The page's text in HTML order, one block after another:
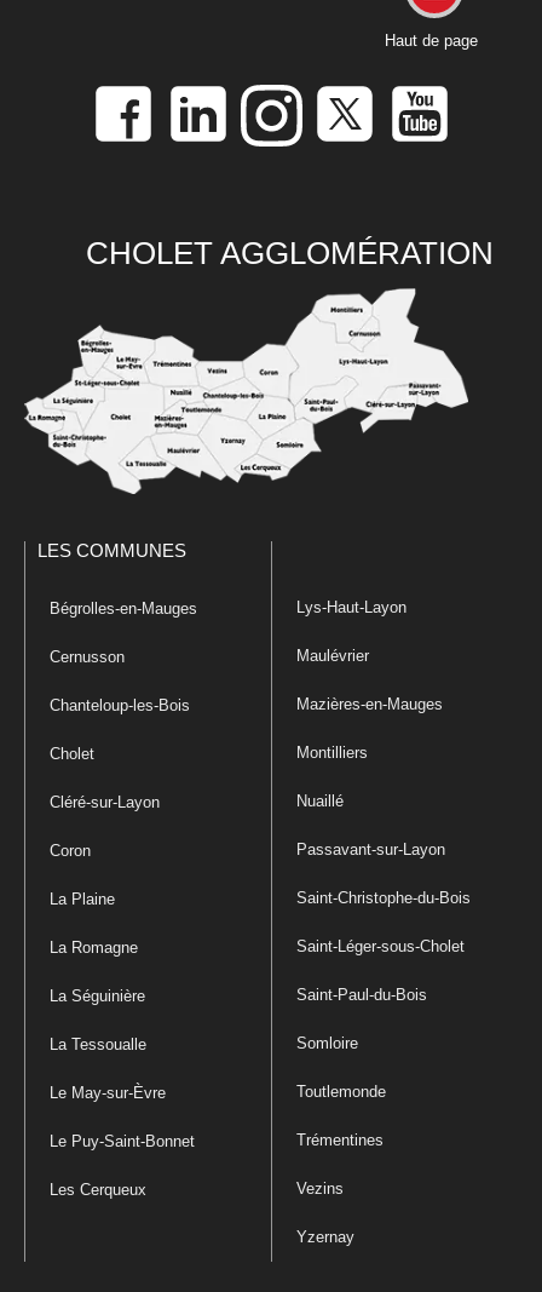
Haut de page
CHOLET AGGLOMÉRATION
LES COMMUNES
Bégrolles-en-Mauges
Cernusson
Chanteloup-les-Bois
Cholet
Cléré-sur-Layon
Coron
La Plaine
La Romagne
La Séguinière
La Tessoualle
Le May-sur-Èvre
Le Puy-Saint-Bonnet
Les Cerqueux
Lys-Haut-Layon
Maulévrier
Mazières-en-Mauges
Montilliers
Nuaillé
Passavant-sur-Layon
Saint-Christophe-du-Bois
Saint-Léger-sous-Cholet
Saint-Paul-du-Bois
Somloire
Toutlemonde
Trémentines
Vezins
Yzernay